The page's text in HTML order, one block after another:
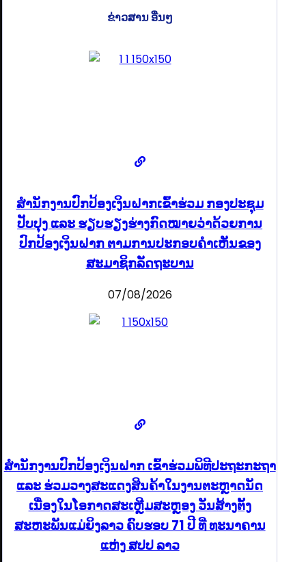
ຂ່າວສານ ອື່ນໆ
ສໍານັກງານປົກປ້ອງເງິນຝາກເຂົ້າຮ່ວມ ກອງປະຊຸມ
ປັບປຸງ ແລະ ຮຽບຮຽງຮ່າງກົດໝາຍວ່າດ້ວຍການ
ປົກປ້ອງເງິນຝາກ ຕາມການປະກອບຄຳເຫັນຂອງ
ສະມາຊິກລັດຖະບານ
07/08/2026
ສຳນັກງານປົກປ້ອງເງິນຝາກ ເຂົ້າຮ່ວມພິທີປະຖະກະຖາ
ແລະ ຮ່ວມວາງສະແດງສິນຄ້າໃນງານຕະຫຼາດນັດ
ເນື່ອງໃນໂອກາດສະເຫຼີມສະຫຼອງ ວັນສ້າງຕັ້ງ
ສະຫະພັນແມ່ຍິງລາວ ຄົບຮອບ 71 ປີ ທີ່ ທະນາຄານ
ແຫ່ງ ສປປ ລາວ